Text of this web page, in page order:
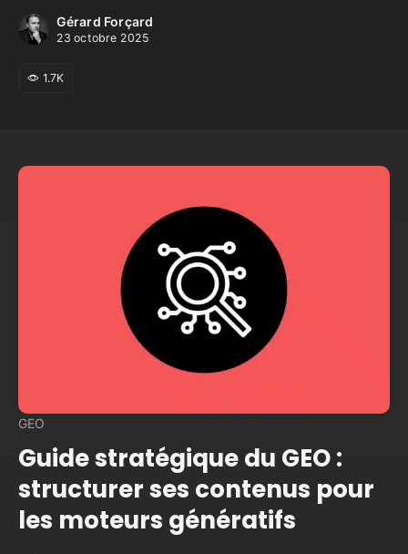
Gérard Forçard
23 octobre 2025
1.7K
GEO
Guide stratégique du GEO :
structurer ses contenus pour
les moteurs génératifs